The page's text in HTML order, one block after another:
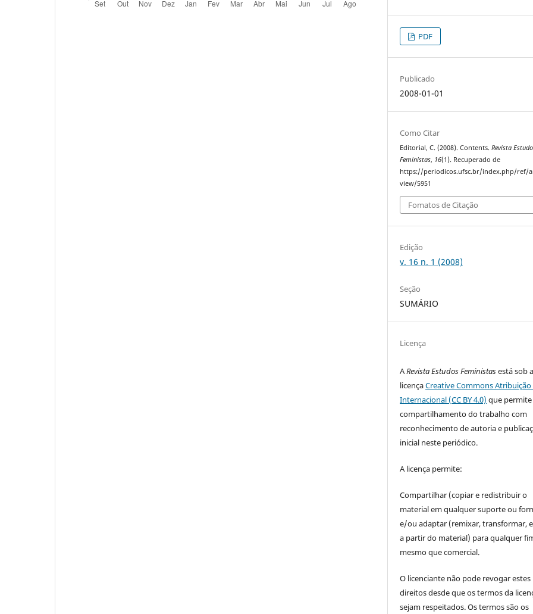
PDF
Publicado
2008-01-01
Como Citar
Editorial, C. (2008). Contents.Revista
Feministas, 16(1). Recuperado de
https://periodicos.ufsc.br/index.php/ref/
view/5951
Fomatos de Citação
Edição
v. 16 n. 1 (2008)
Seção
SUMÁRIO
Licença
ARevista Estudos Feministasestá sob a
licençaCreative Commons Atribuição
Internacional (CC BY 4.0) que
compartilhamento do trabalho com
reconhecimento de autoria e
inicial neste periódico.
A licença permite:
Compartilhar (copiar e redistribuir o
material em qualquer suporte ou
e/ou adaptar (remixar, transformar,
a partir do material) para qualquer
mesmo que comercial.
O licenciante não pode revogar estes
direitos desde que os termos da
sejam respeitados. Os termos são os